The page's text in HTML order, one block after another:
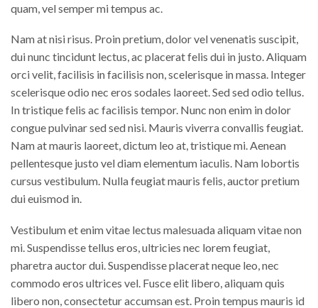
quam, vel semper mi tempus ac.
Nam at nisi risus. Proin pretium, dolor vel venenatis suscipit,
dui nunc tincidunt lectus, ac placerat felis dui in justo. Aliquam
orci velit, facilisis in facilisis non, scelerisque in massa. Integer
scelerisque odio nec eros sodales laoreet. Sed sed odio tellus.
In tristique felis ac facilisis tempor. Nunc non enim in dolor
congue pulvinar sed sed nisi. Mauris viverra convallis feugiat.
Nam at mauris laoreet, dictum leo at, tristique mi. Aenean
pellentesque justo vel diam elementum iaculis. Nam lobortis
cursus vestibulum. Nulla feugiat mauris felis, auctor pretium
dui euismod in.
Vestibulum et enim vitae lectus malesuada aliquam vitae non
mi. Suspendisse tellus eros, ultricies nec lorem feugiat,
pharetra auctor dui. Suspendisse placerat neque leo, nec
commodo eros ultrices vel. Fusce elit libero, aliquam quis
libero non, consectetur accumsan est. Proin tempus mauris id